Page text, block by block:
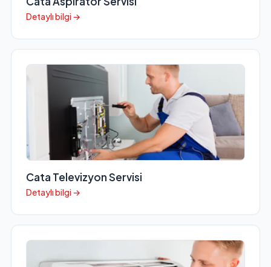
Detaylı bilgi →
Cata Televizyon Servisi
Detaylı bilgi →